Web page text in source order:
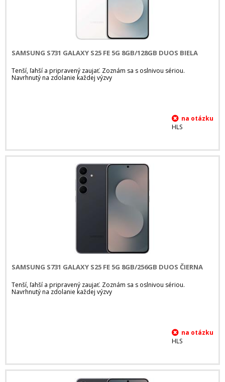
SAMSUNG S731 GALAXY S25 FE 5G 8GB/128GB DUOS BIELA
Tenší, ľahší a pripravený zaujať. Zoznám sa s oslnivou sériou.
Navrhnutý na zdolanie každej výzvy
HLS
SAMSUNG S731 GALAXY S25 FE 5G 8GB/256GB DUOS ČIERNA
Tenší, ľahší a pripravený zaujať. Zoznám sa s oslnivou sériou.
Navrhnutý na zdolanie každej výzvy
HLS